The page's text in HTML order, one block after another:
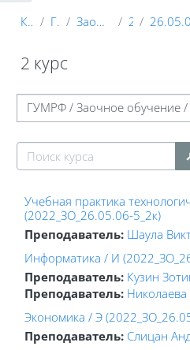
Курсы ГУМРФ Заочное обучение 2022
2 курс
Блоки
Категории курсов
Поиск курса
Учебная практика
(2022_ЗО_26.05.06-5_2к)
Преподаватель: Шаула
Информатика / И
Преподаватель: Кузин
Преподаватель:
Экономика / Э
Преподаватель: Слицан